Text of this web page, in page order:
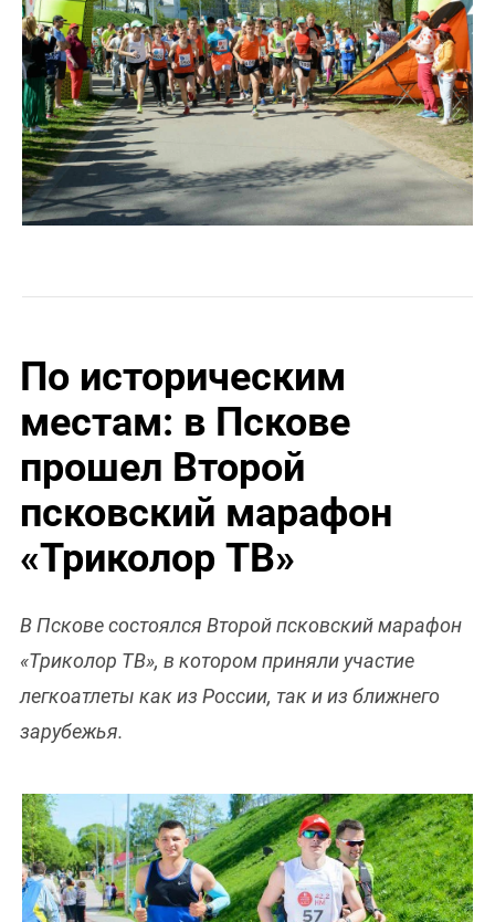
По историческим
местам: в Пскове
прошел Второй
псковский марафон
«Триколор ТВ»
В Пскове состоялся Второй псковский марафон
«Триколор ТВ», в котором приняли участие
легкоатлеты как из России, так и из ближнего
зарубежья.